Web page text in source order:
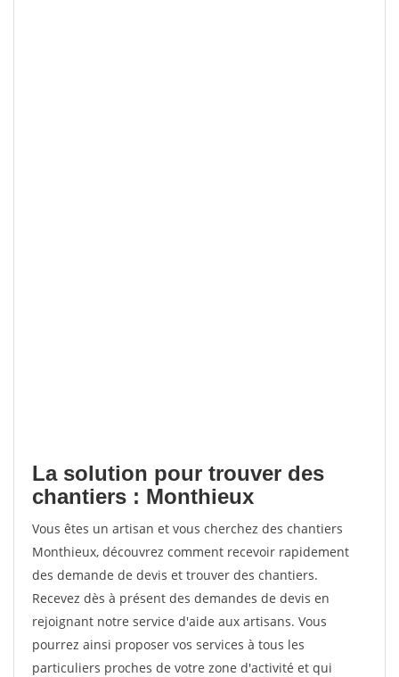
La solution pour trouver des
chantiers : Monthieux
Vous êtes un artisan et vous cherchez des chantiers
Monthieux, découvrez comment recevoir rapidement
des demande de devis et trouver des chantiers.
Recevez dès à présent des demandes de devis en
rejoignant notre service d'aide aux artisans. Vous
pourrez ainsi proposer vos services à tous les
particuliers proches de votre zone d'activité et qui